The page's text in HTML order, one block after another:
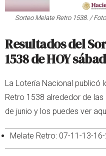
Sorteo Melate Retro 1538. /
Resultados del
1538 de HOY
La Lotería Nacional publicó
Retro 1538 alrededor de
de junio y los puedes ver
Melate Retro: 07-11-13-